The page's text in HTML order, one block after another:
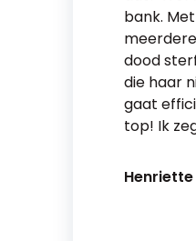
bank.
dood
die haar
gaat
top! Ik
Henriette